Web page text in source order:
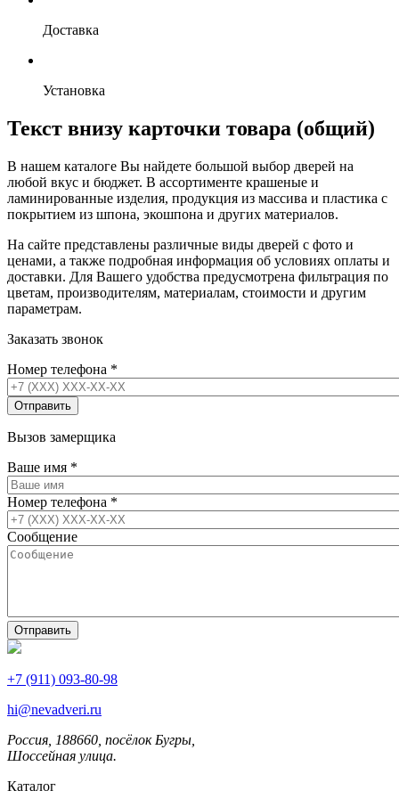
Доставка
Установка
Текст внизу карточки товара (общий)
В нашем каталоге Вы найдете большой выбор дверей на
любой вкус и бюджет. В ассортименте крашеные и
ламинированные изделия, продукция из массива и пластика с
покрытием из шпона, экошпона и других материалов.
На сайте представлены различные виды дверей с фото и
ценами, а также подробная информация об условиях оплаты и
доставки. Для Вашего удобства предусмотрена фильтрация по
цветам, производителям, материалам, стоимости и другим
параметрам.
Заказать звонок
Номер телефона *
Вызов замерщика
Ваше имя *
Номер телефона *
Сообщение
+7 (911) 093-80-98
hi@nevadveri.ru
Россия, 188660, посёлок Бугры,
Шоссейная улица.
Каталог